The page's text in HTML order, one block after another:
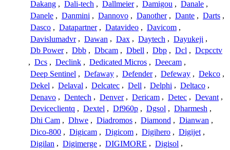
Dakang , Dali-tech , Dallmeier , Damigou , Danale ,
Danele , Danmini , Dannovo , Danother , Dante , Darts ,
Dasco , Datapartner , Datavideo , Davicom ,
Davislumadvr , Dawan , Dax , Daytech , Dayukeji ,
Db Power , Dbb , Dbcam , Dbell , Dbp , Dcl , Dcpcctv
, Dcs , Declink , Dedicated Micros , Deecam ,
Deep Sentinel , Defaway , Defender , Defeway , Dekco ,
Dekel , Delaval , Delcatec , Dell , Delphi , Deltaco ,
Denavo , Dentech , Denver , Dericam , Detec , Devant ,
Deviceclientq , Dextel , Df960p , Dgsol , Dharmesh ,
Dhi Cam , Dhwe , Diadromos , Diamond , Dianwan ,
Dico-800 , Digicam , Digicom , Digihero , Digijet ,
Digilan , Digimerge , DIGIMORE , Digisol ,